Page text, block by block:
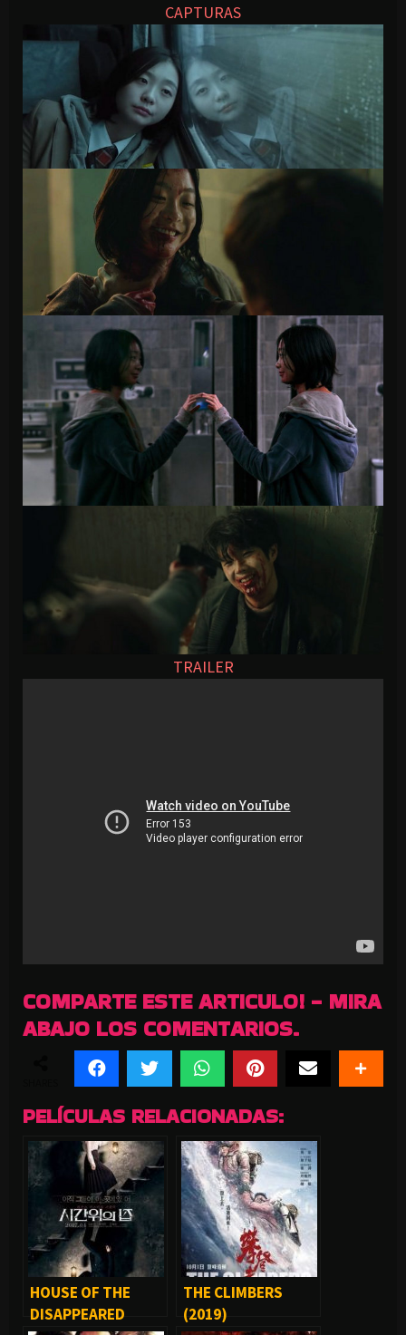
CAPTURAS
TRAILER
COMPARTE ESTE ARTICULO! - MIRA
ABAJO LOS COMENTARIOS.
PELÍCULAS RELACIONADAS:
HOUSE OF THE
DISAPPEARED
THE CLIMBERS
(2019)